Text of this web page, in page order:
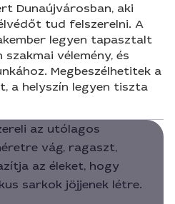
Dunaújvárosban, aki
tud felszerelni. A
legyen tapasztalt
vélemény, és
Megbeszélhetitek a
a helyszín legyen tiszta